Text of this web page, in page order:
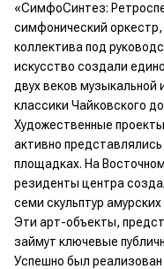
«СимфоСинтез:
симфонический
коллектива под
искусство создали
двух веков
классики Чайковского
Художественные
активно
площадках. На
резиденты центра
семи скульптур
Эти арт-объекты,
займут ключевые
Успешно был